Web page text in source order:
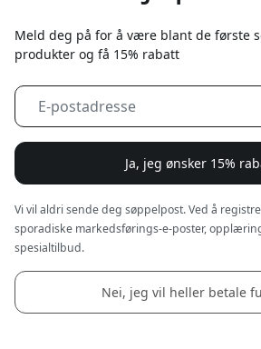
Levering 7-11 august
30 dagers returrett
Enkel retur - ingen krøll
Sikre betalinger med kryptering
Forhandlere:
Meld deg på for å være blant de første
produkter og få 15% rabatt
Ja, jeg ønsker 15%
Vi vil aldri sende deg søppelpost. Ved å
sporadiske markedsførings-e-poster,
spesialtilbud.
Nei, jeg vil heller betale